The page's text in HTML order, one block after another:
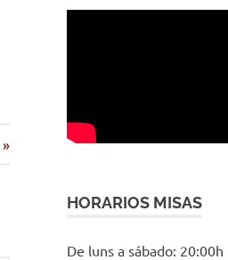
HORARIOS MISAS
De luns a sábado: